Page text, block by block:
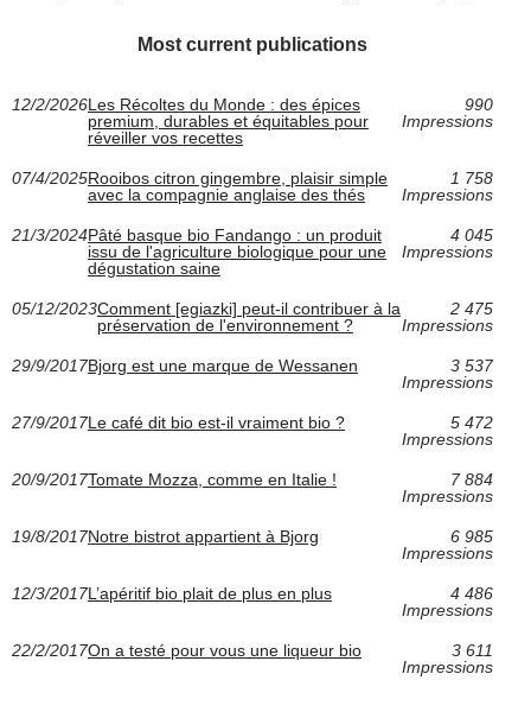
Most current publications
12/2/2026Les Récoltes du Monde : des épices
premium, durables et équitables pour
réveiller vos recettes
990
Impressions
07/4/2025Rooibos citron gingembre, plaisir simple
avec la compagnie anglaise des thés
1 758
Impressions
21/3/2024Pâté basque bio Fandango : un produit
issu de l'agriculture biologique pour une
dégustation saine
4 045
Impressions
05/12/2023Comment [egiazki] peut-il contribuer à la
préservation de l'environnement ?
2 475
Impressions
29/9/2017Bjorg est une marque de Wessanen
3 537
Impressions
27/9/2017Le café dit bio est-il vraiment bio ?
5 472
Impressions
20/9/2017Tomate Mozza, comme en Italie !
7 884
Impressions
19/8/2017Notre bistrot appartient à Bjorg
6 985
Impressions
12/3/2017L’apéritif bio plait de plus en plus
4 486
Impressions
22/2/2017On a testé pour vous une liqueur bio
3 611
Impressions